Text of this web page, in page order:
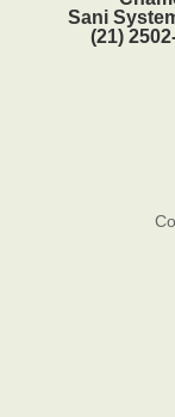
Sani
(21)